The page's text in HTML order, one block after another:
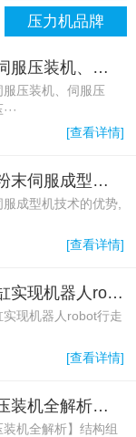
压力机品牌
伺服压力机（又称伺服压装机、伺服压机、伺服压入机、伺服压床）：智能压装新标杆，重塑精密制造工艺
压装机、伺服压
[查看详情]
技术前沿：高精细粉末伺服成型机技术的优势,硬质合金伺服粉末成型机技术优势
成型机技术的优势,
[查看详情]
技术文献伺服电动缸实现机器人robot行走自如
实现机器人robot行走
[查看详情]
【必看！伺服数控压装机全解析】结构组成大揭秘
机全解析】结构组